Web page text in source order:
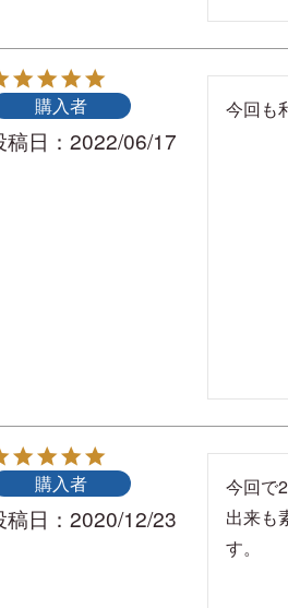
購入者
稿日 2022/06/17
今回も
購入者
稿日 2020/12/23
今回で
出来も
す。